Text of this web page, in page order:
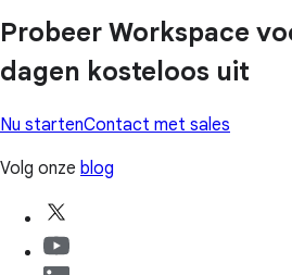
Probeer Workspace
dagen kosteloos uit
Nu startenContact met sales
Volg onze blog